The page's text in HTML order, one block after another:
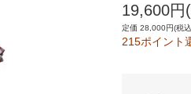
19,600円
定価 28,000円(税
215ポイント